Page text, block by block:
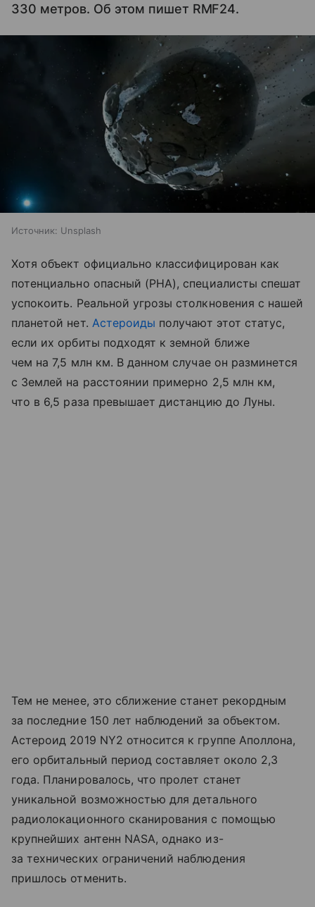
330 метров. Об этом пишет RMF24.
Источник: Unsplash
Хотя объект официально классифицирован как
потенциально опасный (PHA), специалисты спешат
успокоить. Реальной угрозы столкновения с нашей
планетой нет. Астероиды получают этот статус,
если их орбиты подходят к земной ближе
чем на 7,5 млн км. В данном случае он разминется
с Землей на расстоянии примерно 2,5 млн км,
что в 6,5 раза превышает дистанцию до Луны.
Тем не менее, это сближение станет рекордным
за последние 150 лет наблюдений за объектом.
Астероид 2019 NY2 относится к группе Аполлона,
его орбитальный период составляет около 2,3
года. Планировалось, что пролет станет
уникальной возможностью для детального
радиолокационного сканирования с помощью
крупнейших антенн NASA, однако из-
за технических ограничений наблюдения
пришлось отменить.